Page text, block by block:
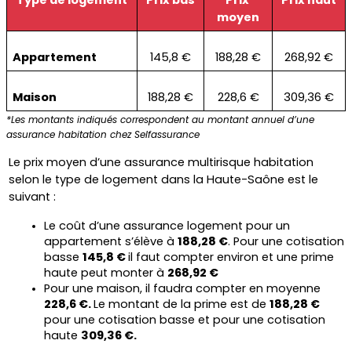
moyen
Appartement 145,8 € 188,28 € 268,92 €
Maison 188,28 € 228,6 € 309,36 €
*Les montants indiqués correspondent au montant annuel d’une
assurance habitation chez Selfassurance
Le prix moyen d’une assurance multirisque habitation
selon le type de logement dans la Haute-Saône est le
suivant :
Le coût d’une assurance logement pour un
appartement s’élève à 188,28 €. Pour une cotisation
basse 145,8 € il faut compter environ et une prime
haute peut monter à 268,92 €
228,6 €. Le montant de la prime est de
pour une cotisation basse et pour une cotisation
haute 309,36 €.